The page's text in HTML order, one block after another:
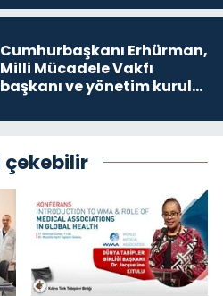
Cumhurbaşkanı Erhürman,
Milli Mücadele Vakfı
başkanı ve yönetim kurulu
çekebilir